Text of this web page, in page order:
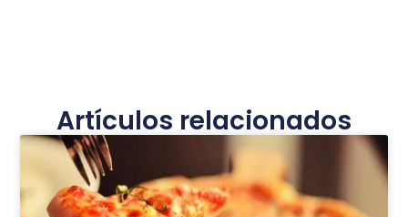
Artículos relacionados